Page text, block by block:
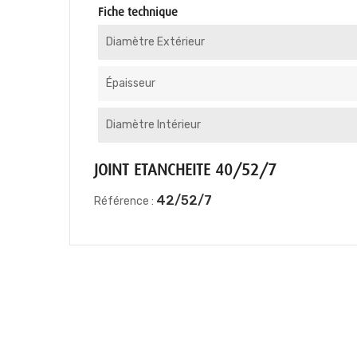
Fiche technique
Diamètre Extérieur
Épaisseur
Diamètre Intérieur
JOINT ETANCHEITE 40/52/7
Référence : 42/52/7